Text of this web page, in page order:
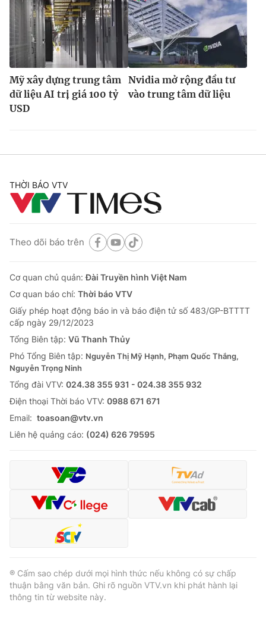
Mỹ xây dựng trung tâm
dữ liệu AI trị giá 100 tỷ
USD
Nvidia mở rộng đầu tư
vào trung tâm dữ liệu
THỜI BÁO VTV
Theo dõi báo trên
Cơ quan chủ quản:Đài Truyền hình Việt Nam
Cơ quan báo chí: Thời báo VTV
Giấy phép hoạt động báo in và báo điện tử số 483/GP-BTTTT
cấp ngày 29/12/2023
Tổng Biên tập: Vũ Thanh Thủy
Phó Tổng Biên tập: Nguyễn Thị Mỹ Hạnh, Phạm Quốc Thắng,
Nguyễn Trọng Ninh
Tổng đài VTV: 024.38 355 931 - 024.38 355 932
Ðiện thoại Thời báo VTV: 0988 671 671
Email: toasoan@vtv.vn
Liên hệ quảng cáo: (024) 626 79595
® Cấm sao chép dưới mọi hình thức nếu không có sự chấp
thuận bằng văn bản. Ghi rõ nguồn VTV.vn khi phát hành lại
thông tin từ website này.